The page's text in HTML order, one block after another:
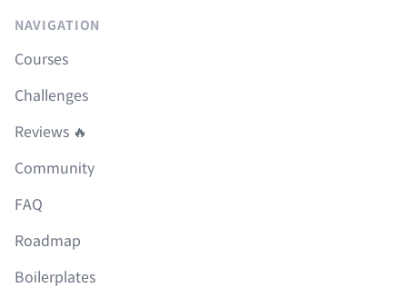
NAVIGATION
Courses
Challenges
Reviews 🔥
Community
FAQ
Roadmap
Boilerplates